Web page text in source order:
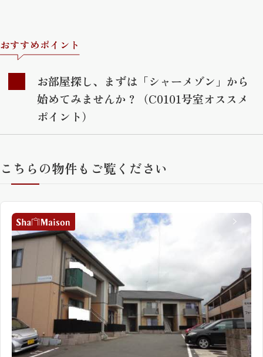
おすすめポイント
お部屋探し、まずは「シャーメゾン」から
始めてみませんか？（C0101号室オススメ
ポイント）
こちらの物件もご覧ください